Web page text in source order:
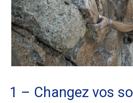
1 – Changez vos